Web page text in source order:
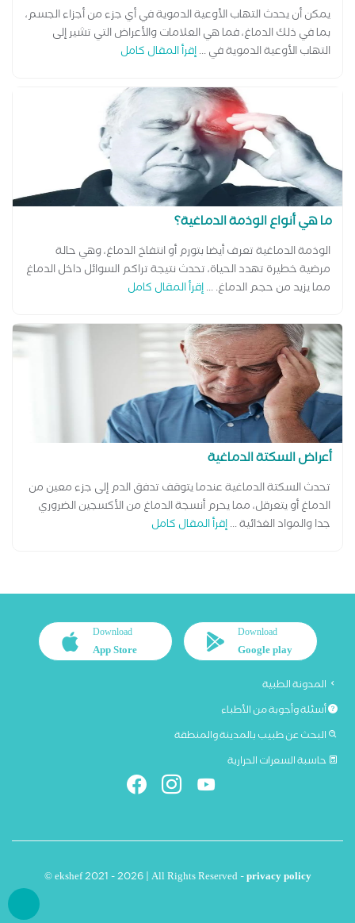
يمكن أن يحدث التهاب الأوعية الدموية في أي جزء من أجزاء الجسم،
بما في ذلك الدماغ، فما هي العلامات والأعراض التي تشير إلى
التهاب الأوعية الدموية في ...إقرأ المقال كامل
ما هي أنواع الوذمة الدماغية؟
الوذمة الدماغية تعرف أيضا بتورم أو انتفاخ الدماغ، وهي حالة
مرضية خطيرة تهدد الحياة، تحدث نتيجة تراكم السوائل داخل الدماغ
مما يزيد من حجم الدماغ. ...إقرأ المقال كامل
أعراض السكتة الدماغية
تحدث السكتة الدماغية عندما يتوقف تدفق الدم إلى جزء معين من
الدماغ أو يتعرقل، مما يحرم أنسجة الدماغ من الأكسجين الضروري
جدا والمواد الغذائية ...إقرأ المقال كامل
Download
Google play
Download
App Store
المدونة الطبية
أسئلة وأجوبة من الأطباء
البحث عن طبيب بالمدينة والمنطقة
حاسبة السعرات الحرارية
© ekshef 2021 - 2026 | All Rights Reserved -privacy policy